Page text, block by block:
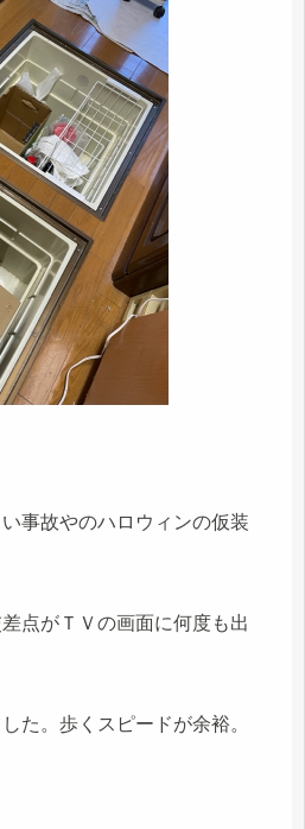
事故やのハロウィンの仮装
点がＴＶの画面に何度も出
た。歩くスピードが余裕。